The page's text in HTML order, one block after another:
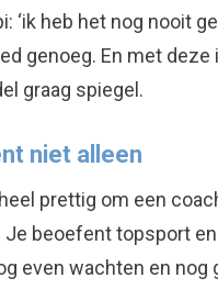
‘ik heb het nog nooit
genoeg. En met
graag spiegel.
niet alleen
prettig om een
Je beoefent topsport
even wachten en nog